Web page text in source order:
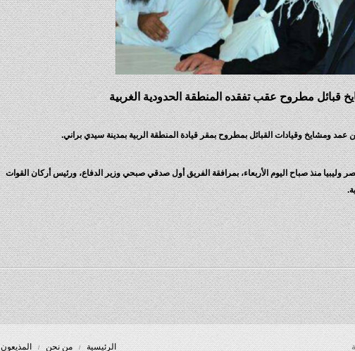
قبائل مطروح عقب تفقده المنطقة الحدودية الغربية
عمد ومشايخ وقيادات القبائل بمطروح بمقر قيادة المنطقة الربية بمدينة سيدي براني.
وليبيا منذ صباح اليوم الأربعاء، بمرافقة الفريق أول صدقي صبحي وزير الدفاع، ورئيس أركان القوات
الرئيسية من نحن المذيعون